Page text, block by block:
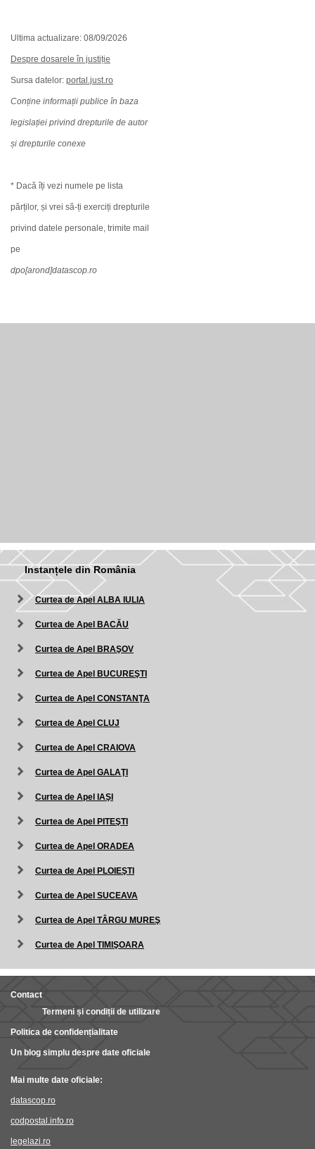
Ultima actualizare: 08/09/2026
Despre dosarele în justiție
Sursa datelor: portal.just.ro
Conține informații publice în baza
legislației privind drepturile de autor
și drepturile conexe
* Dacă îți vezi numele pe lista
părților, și vrei să-ți exerciți drepturile
privind datele personale, trimite mail
pe
dpo[arond]datascop.ro
Instanțele din România
Curtea de Apel ALBA IULIA
Curtea de Apel BACĂU
Curtea de Apel BRAŞOV
Curtea de Apel BUCUREŞTI
Curtea de Apel CONSTANŢA
Curtea de Apel CLUJ
Curtea de Apel CRAIOVA
Curtea de Apel GALAŢI
Curtea de Apel IAŞI
Curtea de Apel PITEŞTI
Curtea de Apel ORADEA
Curtea de Apel PLOIEŞTI
Curtea de Apel SUCEAVA
Curtea de Apel TÂRGU MUREŞ
Curtea de Apel TIMIŞOARA
Contact
Termeni și condiții de utilizare
Politica de confidențialitate
Un blog simplu despre date oficiale
Mai multe date oficiale:
datascop.ro
codpostal.info.ro
legelazi.ro